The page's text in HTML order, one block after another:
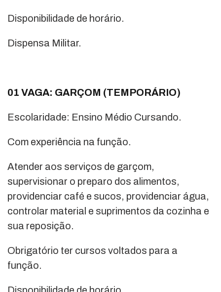
Disponibilidade de horário.
Dispensa Militar.
01 VAGA: GARÇOM (TEMPORÁRIO)
Escolaridade: Ensino Médio Cursando.
Com experiência na função.
Atender aos serviços de garçom,
supervisionar o preparo dos alimentos,
providenciar café e sucos, providenciar água,
controlar material e suprimentos da cozinha e
sua reposição.
Obrigatório ter cursos voltados para a
função.